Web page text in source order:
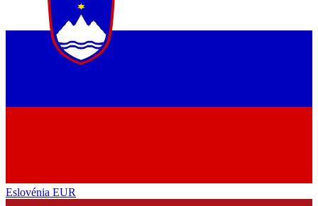
Eslovénia EUR